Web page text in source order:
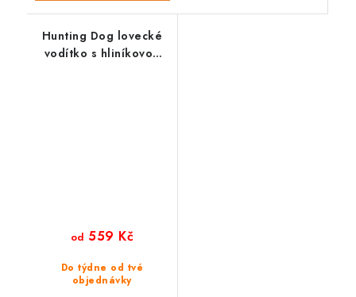
Hunting Dog lovecké
vodítko s hliníkovou
Do týdne od tvé
objednávky
od 559 Kč